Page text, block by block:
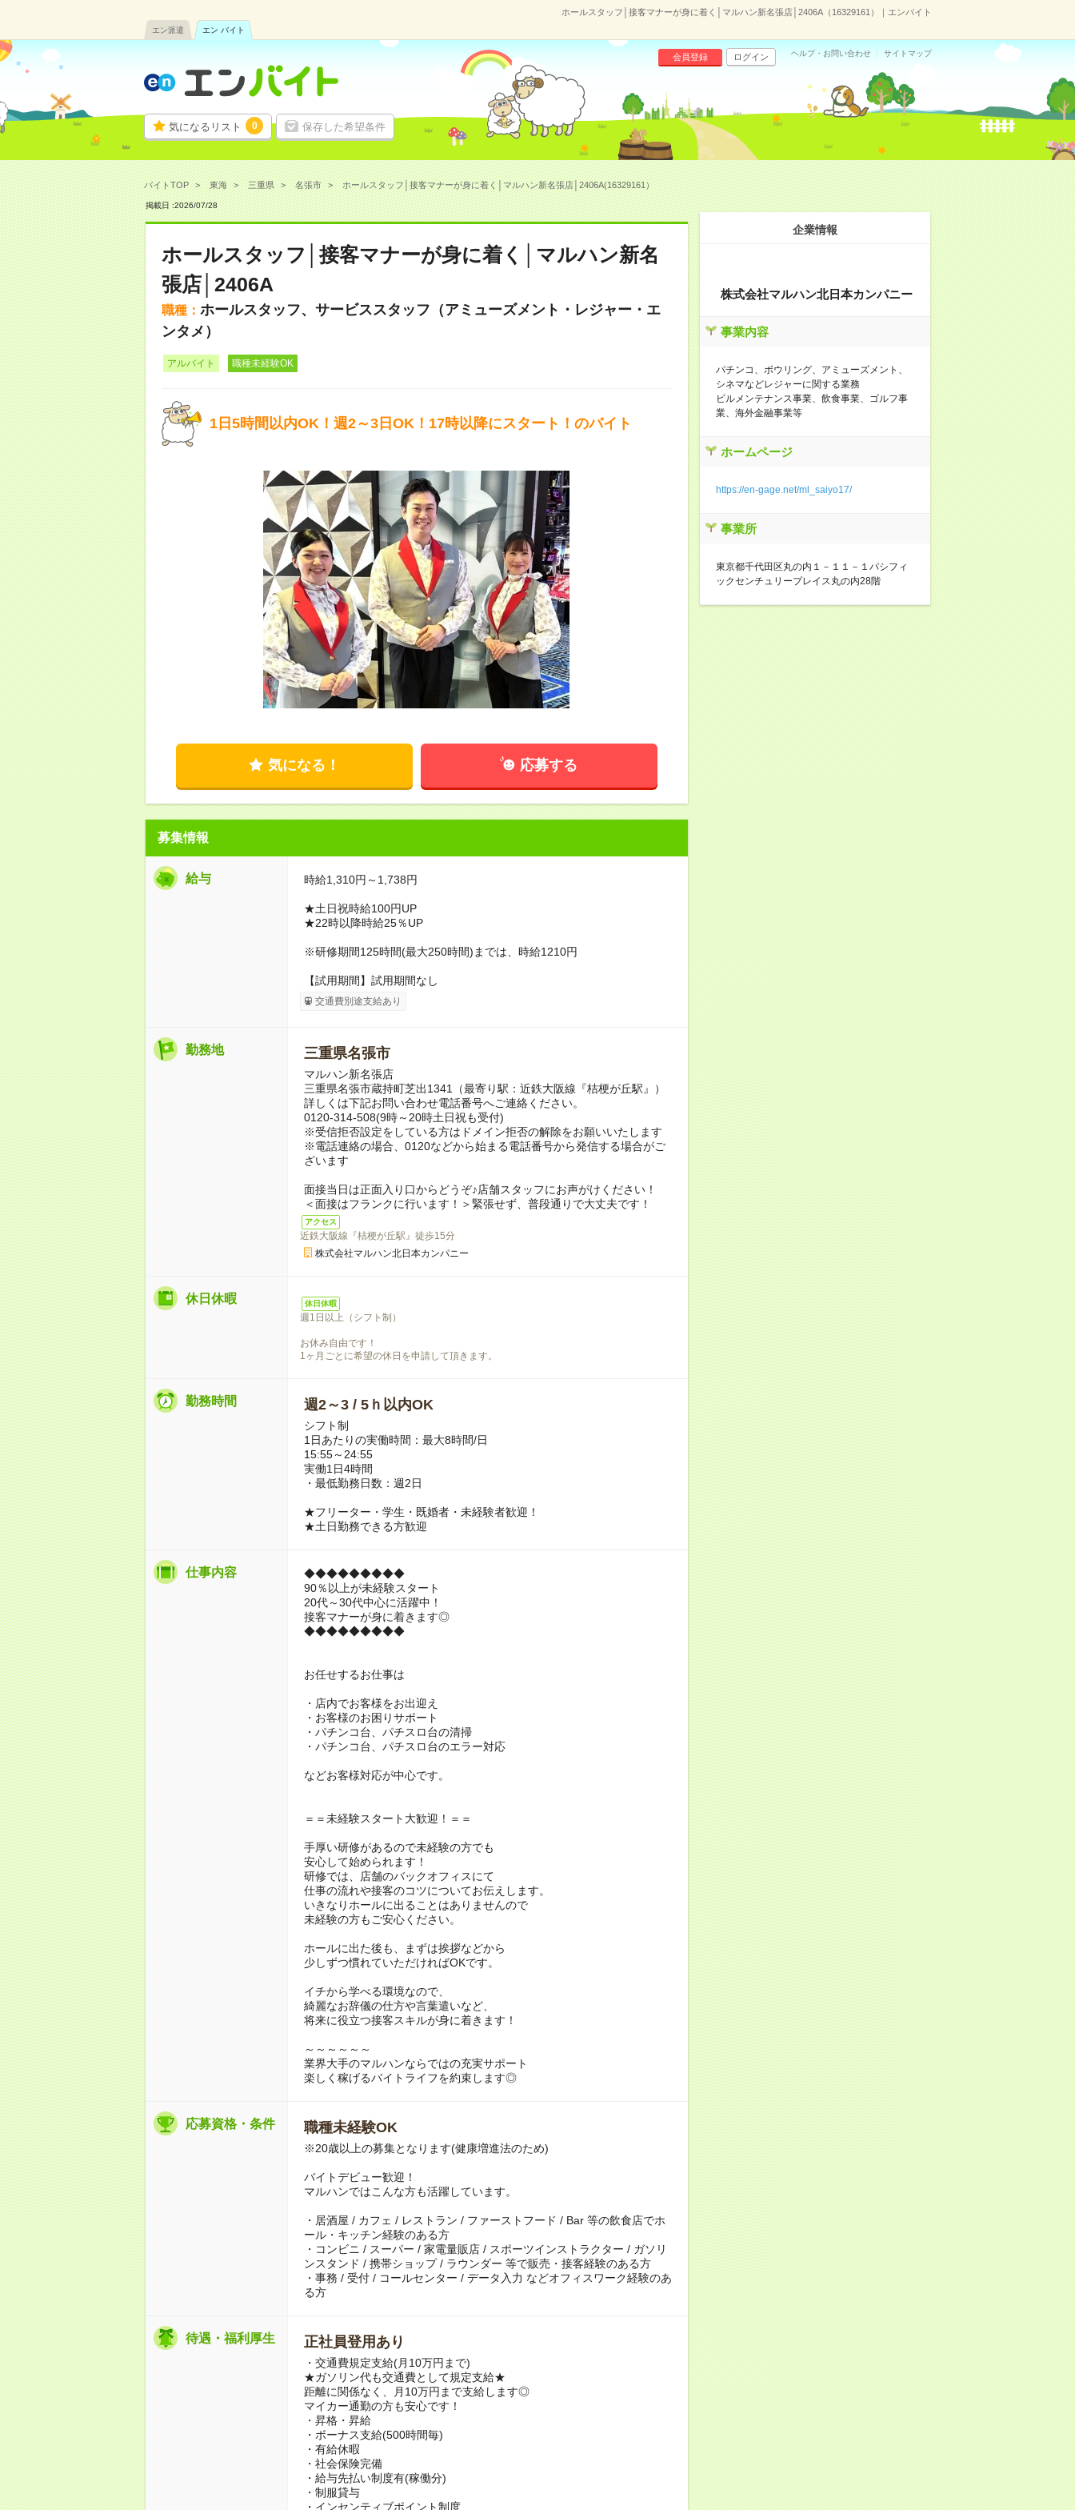
ホールスタッフ│接客マナーが身に着く│マルハン新名張店│2406A（16329161）｜エンバイト
エン派遣 エン バイト
気になるリスト 0 保存した希望条件
会員登録 ログイン ヘルプ・お問い合わせ サイトマップ
バイトTOP 東海 三重県 名張市 ホールスタッフ│接客マナーが身に着く│マルハン新名張店│2406A(16329161）
掲載日 :2026/07/28
ホールスタッフ│接客マナーが身に着く│マルハン新名
張店│2406A
職種： ホールスタッフ、サービススタッフ（アミューズメント・レジャー・エ
ンタメ）
アルバイト 職種未経験OK
1日5時間以内OK！週2～3日OK！17時以降にスタート！のバイト
気になる！ 応募する
募集情報
給与 時給1,310円～1,738円
★土日祝時給100円UP
★22時以降時給25％UP
※研修期間125時間(最大250時間)までは、時給1210円
【試用期間】試用期間なし
交通費別途支給あり
勤務地 三重県名張市
マルハン新名張店
三重県名張市蔵持町芝出1341（最寄り駅：近鉄大阪線『桔梗が丘駅』）
詳しくは下記お問い合わせ電話番号へご連絡ください。
0120-314-508(9時～20時土日祝も受付)
※受信拒否設定をしている方はドメイン拒否の解除をお願いいたします
※電話連絡の場合、0120などから始まる電話番号から発信する場合がご
ざいます
面接当日は正面入り口からどうぞ♪店舗スタッフにお声がけください！
＜面接はフランクに行います！＞緊張せず、普段通りで大丈夫です！
アクセス
近鉄大阪線『桔梗が丘駅』徒歩15分
株式会社マルハン北日本カンパニー
休日休暇 休日休暇
週1日以上（シフト制）
お休み自由です！
1ヶ月ごとに希望の休日を申請して頂きます。
勤務時間 週2～3 / 5ｈ以内OK
シフト制
1日あたりの実働時間：最大8時間/日
15:55～24:55
実働1日4時間
・最低勤務日数：週2日
★フリーター・学生・既婚者・未経験者歓迎！
★土日勤務できる方歓迎
仕事内容
◆◆◆◆◆◆◆◆◆
90％以上が未経験スタート
20代～30代中心に活躍中！
接客マナーが身に着きます◎
◆◆◆◆◆◆◆◆◆
お任せするお仕事は
・店内でお客様をお出迎え
・お客様のお困りサポート
・パチンコ台、パチスロ台の清掃
・パチンコ台、パチスロ台のエラー対応
などお客様対応が中心です。
＝＝未経験スタート大歓迎！＝＝
手厚い研修があるので未経験の方でも
安心して始められます！
研修では、店舗のバックオフィスにて
仕事の流れや接客のコツについてお伝えします。
いきなりホールに出ることはありませんので
未経験の方もご安心ください。
ホールに出た後も、まずは挨拶などから
少しずつ慣れていただければOKです。
イチから学べる環境なので、
綺麗なお辞儀の仕方や言葉遣いなど、
将来に役立つ接客スキルが身に着きます！
～～～～～～
業界大手のマルハンならではの充実サポート
楽しく稼げるバイトライフを約束します◎
応募資格・条件 職種未経験OK
※20歳以上の募集となります(健康増進法のため)
バイトデビュー歓迎！
マルハンではこんな方も活躍しています。
・居酒屋 / カフェ / レストラン / ファーストフード / Bar 等の飲食店でホ
ール・キッチン経験のある方
・コンビニ / スーパー / 家電量販店 / スポーツインストラクター / ガソリ
ンスタンド / 携帯ショップ / ラウンダー 等で販売・接客経験のある方
・事務 / 受付 / コールセンター / データ入力 などオフィスワーク経験のあ
る方
待遇・福利厚生 正社員登用あり
・交通費規定支給(月10万円まで)
★ガソリン代も交通費として規定支給★
距離に関係なく、月10万円まで支給します◎
マイカー通勤の方も安心です！
・昇格・昇給
・ボーナス支給(500時間毎)
・有給休暇
・社会保険完備
・給与先払い制度有(稼働分)
・制服貸与
・インセンティブポイント制度
企業情報
株式会社マルハン北日本カンパニー
事業内容
パチンコ、ボウリング、アミューズメント、
シネマなどレジャーに関する業務
ビルメンテナンス事業、飲食事業、ゴルフ事
業、海外金融事業等
ホームページ
https://en-gage.net/ml_saiyo17/
事業所
東京都千代田区丸の内１－１１－１パシフィ
ックセンチュリープレイス丸の内28階